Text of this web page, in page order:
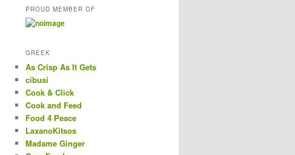
PROUD MEMBER OF
GREEK
As Crisp As It Gets
cibusi
Cook & Click
Cook and Feed
Food 4 Peace
LaxanoKitsos
Madame Ginger